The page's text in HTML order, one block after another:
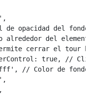
driver({
de opacidad del fondo
alrededor del
cerrar el tour
true, //
// Color de